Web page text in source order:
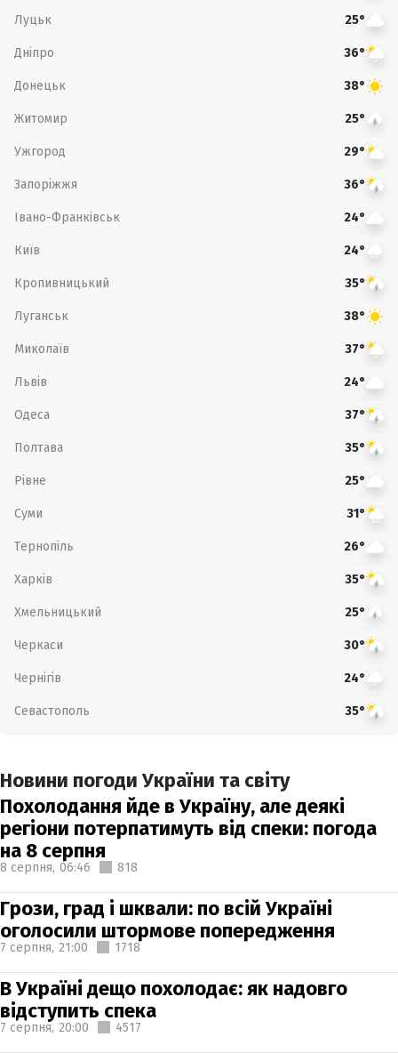
Луцьк 25°
Дніпро 36°
Донецьк 38°
Житомир 25°
Ужгород 29°
Запоріжжя 36°
Івано-Франківськ 24°
Київ 24°
Кропивницький 35°
Луганськ 38°
Миколаїв 37°
Львів 24°
Одеса 37°
Полтава 35°
Рівне 25°
Суми 31°
Тернопіль 26°
Харків 35°
Хмельницький 25°
Черкаси 30°
Чернігів 24°
Севастополь 35°
Новини погоди України та світу
Похолодання йде в Україну, але деякі
регіони потерпатимуть від спеки: погода
на 8 серпня
8 серпня, 06:46 818
Грози, град і шквали: по всій Україні
оголосили штормове попередження
7 серпня, 21:00 1718
В Україні дещо похолодає: як надовго
відступить спека
7 серпня, 20:00 4517